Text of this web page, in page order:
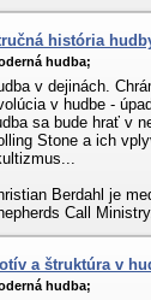
história
hudba;
v dejinách.
v hudbe -
sa bude hrať v
Stone a ich
Berdahl je
Call
a štruktúra v
hudba;